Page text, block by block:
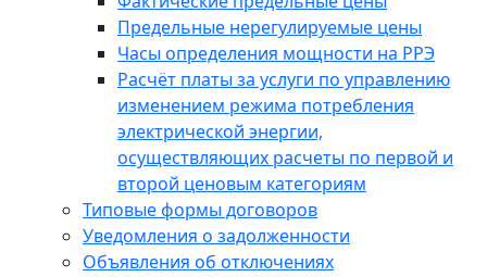
Предельные нерегулируемые цены
Часы определения мощности на РРЭ
Расчёт платы за услуги по управлению
изменением режима потребления
электрической энергии,
осуществляющих расчеты по первой и
второй ценовым категориям
Типовые формы договоров
Уведомления о задолженности
Объявления об отключениях